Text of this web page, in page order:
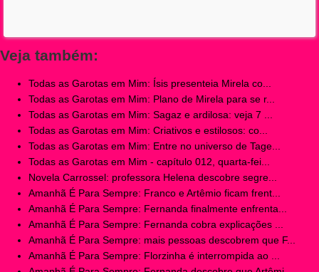
Veja também:
Todas as Garotas em Mim: Ísis presenteia Mirela co...
Todas as Garotas em Mim: Plano de Mirela para se r...
Todas as Garotas em Mim: Sagaz e ardilosa: veja 7 ...
Todas as Garotas em Mim: Criativos e estilosos: co...
Todas as Garotas em Mim: Entre no universo de Tage...
Todas as Garotas em Mim - capítulo 012, quarta-fei...
Novela Carrossel: professora Helena descobre segre...
Amanhã É Para Sempre: Franco e Artêmio ficam frent...
Amanhã É Para Sempre: Fernanda finalmente enfrenta...
Amanhã É Para Sempre: Fernanda cobra explicações ...
Amanhã É Para Sempre: mais pessoas descobrem que F...
Amanhã É Para Sempre: Florzinha é interrompida ao ...